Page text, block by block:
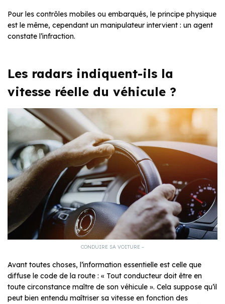
Pour les contrôles mobiles ou embarqués, le principe physique
est le même, cependant un manipulateur intervient : un agent
constate l’infraction.
Les radars indiquent-ils la
vitesse réelle du véhicule ?
CONDUIRE SA VOITURE –
Avant toutes choses, l’information essentielle est celle que
diffuse le code de la route : « Tout conducteur doit être en
toute circonstance maître de son véhicule ». Cela suppose qu’il
peut bien entendu maîtriser sa vitesse en fonction des